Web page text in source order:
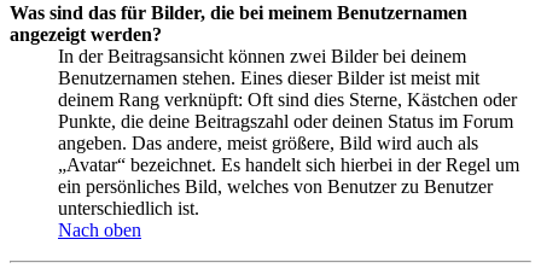
Was sind das für Bilder, die bei meinem Benutzernamen
angezeigt werden?
In der Beitragsansicht können zwei Bilder bei deinem
Benutzernamen stehen. Eines dieser Bilder ist meist mit
deinem Rang verknüpft: Oft sind dies Sterne, Kästchen oder
Punkte, die deine Beitragszahl oder deinen Status im Forum
angeben. Das andere, meist größere, Bild wird auch als
„Avatar“ bezeichnet. Es handelt sich hierbei in der Regel um
ein persönliches Bild, welches von Benutzer zu Benutzer
unterschiedlich ist.
Nach oben